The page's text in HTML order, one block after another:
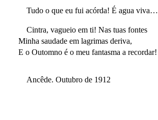
Tudo o que eu fui acórda! É agua viva…
Cintra, vagueio em ti! Nas tuas fontes
Minha saudade em lagrimas deriva,
E o Outomno é o meu fantasma a recordar!
Ancêde. Outubro de 1912